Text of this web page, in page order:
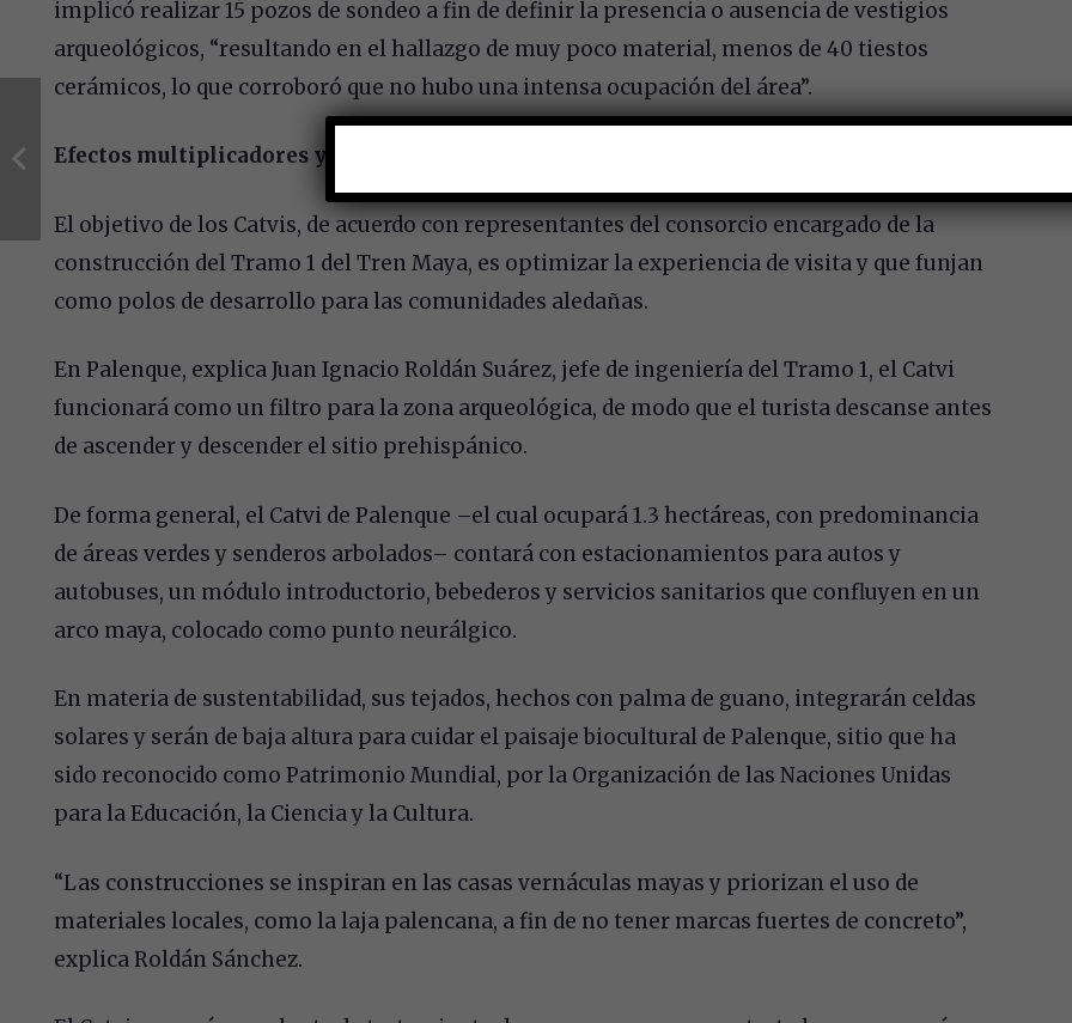
implicó realizar 15 pozos de sondeo a fin de definir la presencia o ausencia de vestigios
arqueológicos, “resultando en el hallazgo de muy poco material, menos de 40 tiestos
cerámicos, lo que corroboró que no hubo una intensa ocupación del área”.
Efectos multiplicadores y sustentables
El objetivo de los Catvis, de acuerdo con representantes del consorcio encargado de la
construcción del Tramo 1 del Tren Maya, es optimizar la experiencia de visita y que funjan
como polos de desarrollo para las comunidades aledañas.
En Palenque, explica Juan Ignacio Roldán Suárez, jefe de ingeniería del Tramo 1, el Catvi
funcionará como un filtro para la zona arqueológica, de modo que el turista descanse antes
de ascender y descender el sitio prehispánico.
De forma general, el Catvi de Palenque –el cual ocupará 1.3 hectáreas, con predominancia
de áreas verdes y senderos arbolados– contará con estacionamientos para autos y
autobuses, un módulo introductorio, bebederos y servicios sanitarios que confluyen en un
arco maya, colocado como punto neurálgico.
En materia de sustentabilidad, sus tejados, hechos con palma de guano, integrarán celdas
solares y serán de baja altura para cuidar el paisaje biocultural de Palenque, sitio que ha
sido reconocido como Patrimonio Mundial, por la Organización de las Naciones Unidas
para la Educación, la Ciencia y la Cultura.
“Las construcciones se inspiran en las casas vernáculas mayas y priorizan el uso de
materiales locales, como la laja palencana, a fin de no tener marcas fuertes de concreto”,
explica Roldán Sánchez.